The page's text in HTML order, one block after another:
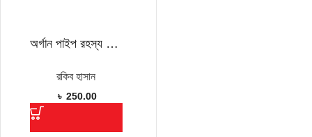
অর্গান পাইপ রহস্য ( কিশোর মুসা রবিন সিরিজ ) (হার্ডকভার)
রকিব হাসান
৳ 250.00